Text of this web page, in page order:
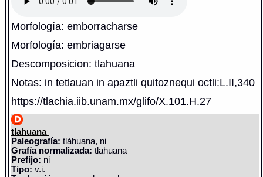
Morfología: emborracharse
Morfología: embriagarse
Descomposicion: tlahuana
Notas: in tetlauan in apaztli quitoznequi octli:L.II,340
https://tlachia.iib.unam.mx/glifo/X.101.H.27
tlahuana
Paleografía: tlàhuana, ni
Grafía normalizada: tlahuana
Prefijo: ni
Tipo: v.i.